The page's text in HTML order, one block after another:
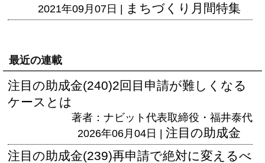
2021年09月07日 | まちづくり月間特集
最近の連載
注目の助成金(240)2回目申請が難しくなる
ケースとは
著者：ナビット代表取締役・福井泰代
2026年06月04日 | 注目の助成金
注目の助成金(239)再申請で絶対に変えるべ